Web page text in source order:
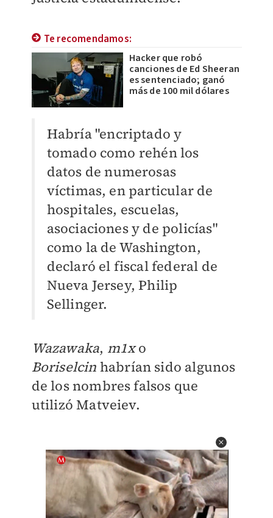
Te recomendamos:
Hacker que robó
canciones de Ed Sheeran
es sentenciado; ganó
más de 100 mil dólares
Habría "encriptado y
tomado como rehén los
datos de numerosas
víctimas, en particular de
hospitales, escuelas,
asociaciones y de policías"
como la de Washington,
declaró el fiscal federal de
Nueva Jersey, Philip
Sellinger.
Wazawaka, m1xo
Boriselcin habrían sido algunos
de los nombres falsos que
utilizó Matveiev.